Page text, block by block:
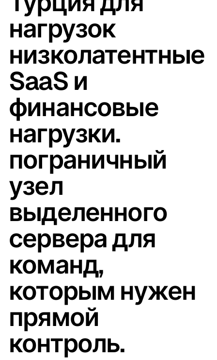
нагрузок
низколатентные
SaaS и
финансовые
нагрузки.
пограничный
узел
выделенного
сервера для
команд,
которым нужен
прямой
контроль.